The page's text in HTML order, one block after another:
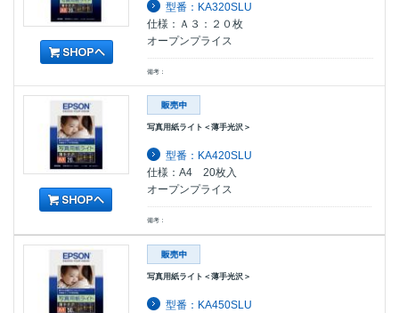
型番：KA320SLU
仕様：Ａ３：２０枚
オープンプライス
備考：
写真用紙ライト＜薄手光沢＞
型番：KA420SLU
仕様：A4 20枚入
オープンプライス
備考：
写真用紙ライト＜薄手光沢＞
型番：KA450SLU